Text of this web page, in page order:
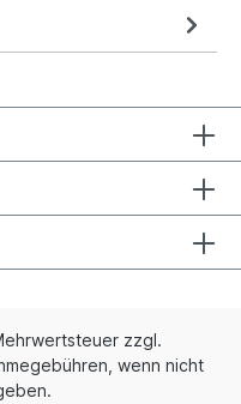
zzgl.
wenn nicht